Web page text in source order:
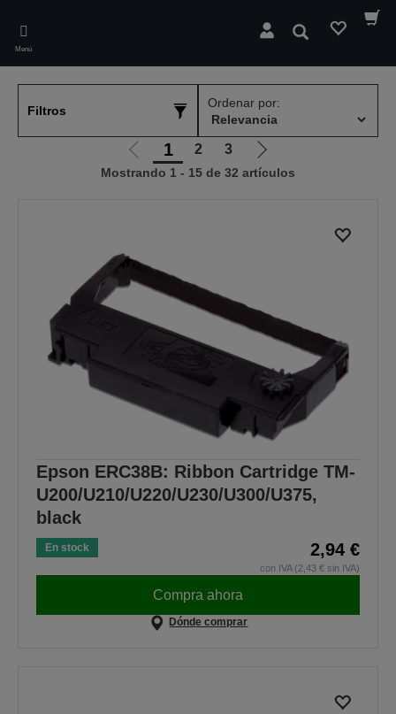
main
content
Menú
Buscar
Filtros
Ordenar por:
Ir
a
1 2 3
Ir
a
Mostrando 1 - 15 de 32 artículos
Epson ERC38B: Ribbon Cartridge TM-
U200/U210/U220/U230/U300/U375,
black
En stock 2,94 €
con IVA (2,43 € sin IVA)
Compra ahora
Dónde comprar